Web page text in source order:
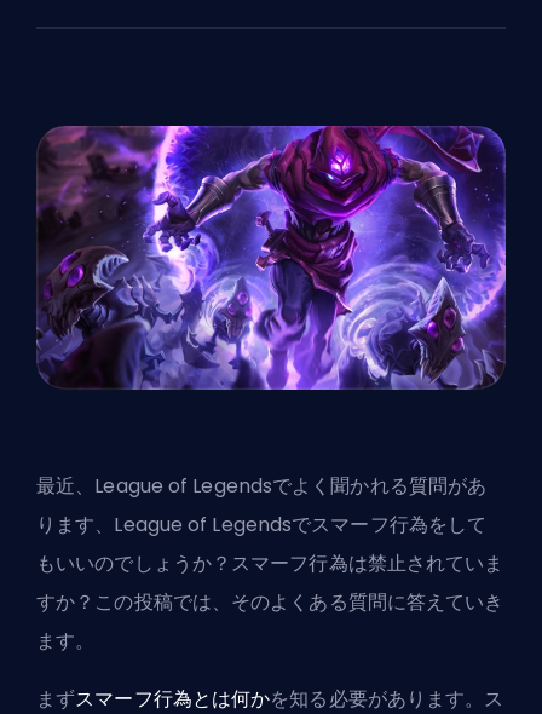
最近、League of Legendsでよく聞かれる質問があ
ります、League of Legendsでスマーフ行為をして
もいいのでしょうか？スマーフ行為は禁止されていま
すか？この投稿では、そのよくある質問に答えていき
ます。
まずスマーフ行為とは何かを知る必要があります。ス